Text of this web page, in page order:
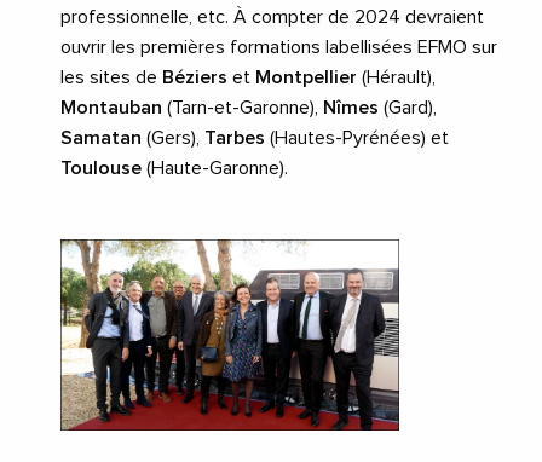
professionnelle, etc. À compter de 2024 devraient
ouvrir les premières formations labellisées EFMO sur
les sites de Béziers et Montpellier (Hérault),
Montauban (Tarn-et-Garonne), Nîmes (Gard),
Samatan (Gers), Tarbes (Hautes-Pyrénées) et
Toulouse (Haute-Garonne).